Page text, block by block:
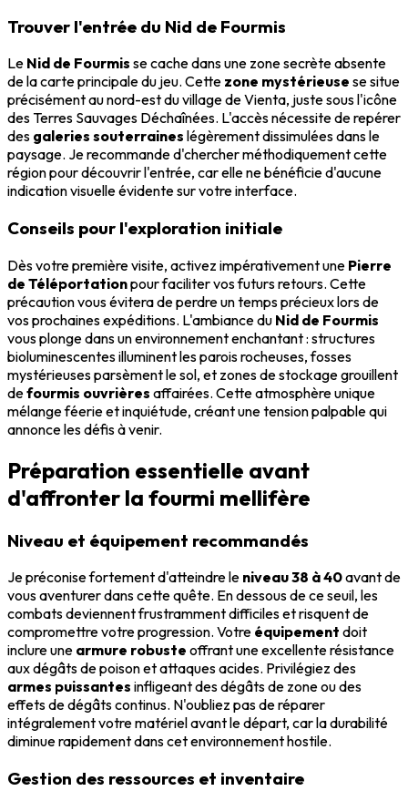
Trouver l'entrée du Nid de Fourmis
Le Nid de Fourmis se cache dans une zone secrète absente
de la carte principale du jeu. Cette zone mystérieuse se situe
précisément au nord-est du village de Vienta, juste sous l'icône
des Terres Sauvages Déchaînées. L'accès nécessite de repérer
des galeries souterraines légèrement dissimulées dans le
paysage. Je recommande d'chercher méthodiquement cette
région pour découvrir l'entrée, car elle ne bénéficie d'aucune
indication visuelle évidente sur votre interface.
Conseils pour l'exploration initiale
Dès votre première visite, activez impérativement une Pierre
de Téléportationpour faciliter vos futurs retours. Cette
précaution vous évitera de perdre un temps précieux lors de
vos prochaines expéditions. L'ambiance du Nid de Fourmis
vous plonge dans un environnement enchantant : structures
bioluminescentes illuminent les parois rocheuses, fosses
mystérieuses parsèment le sol, et zones de stockage grouillent
defourmis ouvrières affairées. Cette atmosphère unique
mélange féerie et inquiétude, créant une tension palpable qui
annonce les défis à venir.
Préparation essentielle avant
d'affronter la fourmi mellifère
Niveau et équipement recommandés
Je préconise fortement d'atteindre le niveau 38 à 40avant de
vous aventurer dans cette quête. En dessous de ce seuil, les
combats deviennent frustramment difficiles et risquent de
compromettre votre progression. Votre équipement doit
inclure une armure robuste offrant une excellente résistance
aux dégâts de poison et attaques acides. Privilégiez des
armes puissantes infligeant des dégâts de zone ou des
effets de dégâts continus. N'oubliez pas de réparer
intégralement votre matériel avant le départ, car la durabilité
diminue rapidement dans cet environnement hostile.
Gestion des ressources et inventaire